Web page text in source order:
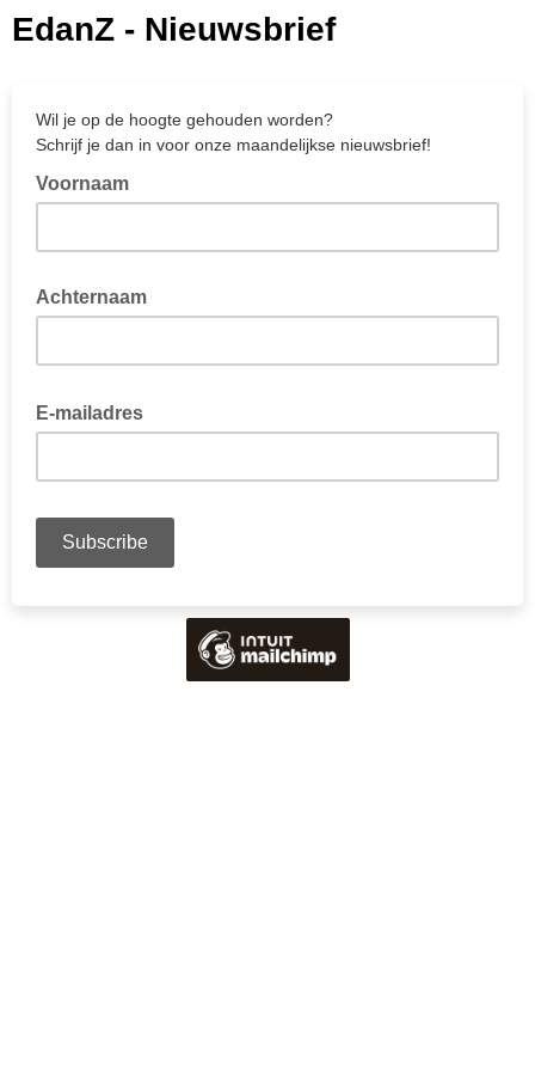
EdanZ - Nieuwsbrief
Wil je op de hoogte gehouden worden?
Schrijf je dan in voor onze maandelijkse nieuwsbrief!
Voornaam
Achternaam
E-mailadres